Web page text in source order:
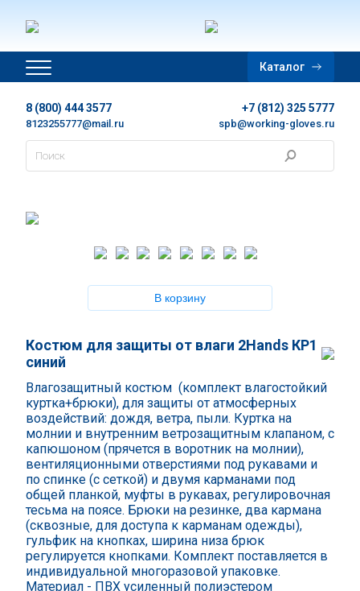
8 (800) 444 3577
8123255777@mail.ru
+7 (812) 325 5777
spb@working-gloves.ru
Каталог
Дополнительная информация
Каталог
Каталог в PDF
Корзина
В корзину
Костюм для защиты от влаги 2Hands КР1
синий
Влагозащитный костюм (комплект влагостойкий
куртка+брюки), для защиты от атмосферных
воздействий: дождя, ветра, пыли. Куртка на
молнии и внутренним ветрозащитным клапаном, с
капюшоном (прячется в воротник на молнии),
вентиляционными отверстиями под рукавами и
по спинке (с сеткой) и двумя карманами под
общей планкой, муфты в рукавах, регулировочная
тесьма на поясе. Брюки на резинке, два кармана
(сквозные, для доступа к карманам одежды),
гульфик на кнопках, ширина низа брюк
регулируется кнопками. Комплект поставляется в
индивидуальной многоразовой упаковке.
Материал - ПВХ усиленный полиэстером